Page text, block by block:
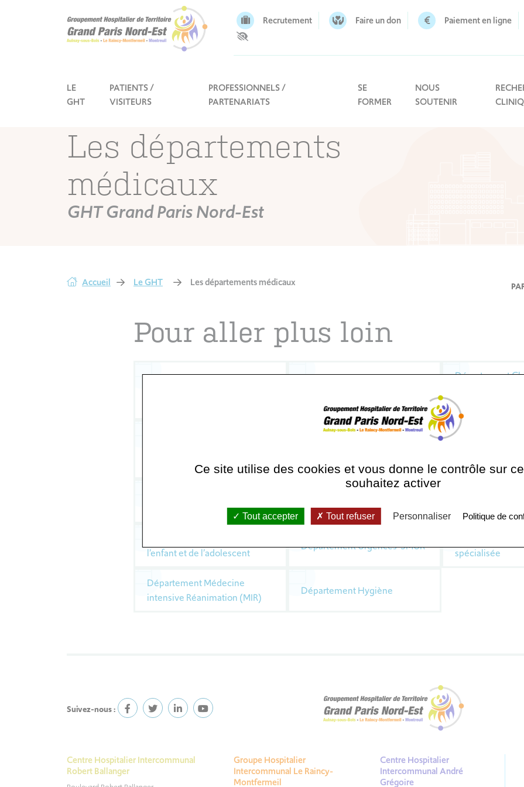
Recrutement Faire un don Paiement en ligne
LE
GHT
PATIENTS /
VISITEURS
PROFESSIONNELS /
PARTENARIATS
SE
FORMER
NOUS
SOUTENIR
Les départements
médicaux
GHT Grand Paris Nord-Est
Accueil Le GHT Les départements médicaux
Pour aller plus loin
Département
Endoscopies
Département
métaboliques
l’enfant et de l’adolescent
Département Urgences-SMUR
spécialisée
Département Médecine
intensive Réanimation (MIR)
Département Hygiène
Suivez-nous :
Centre Hospitalier Intercommunal
Robert Ballanger
Groupe Hospitalier
Intercommunal Le Raincy-
Montfermeil
Centre Hospitalier
Intercommunal André
Grégoire
Ce site utilise des cookies et vous donne le contrôle sur
souhaitez activer
Tout accepter Tout refuser Personnaliser Politique de